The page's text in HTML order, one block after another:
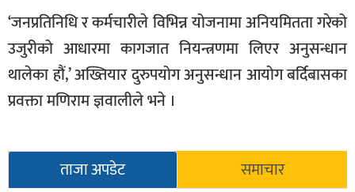
समाज
शिक्षा
विचार
स्वास्थ्य
‘जनप्रतिनिधि र कर्मचारीले विभिन्न योजनामा अनियमितता गरेको
उजुरीको आधारमा कागजात नियन्त्रणमा लिएर अनुसन्धान
थालेका हौं,’ अख्तियार दुरुपयोग अनुसन्धान आयोग बर्दिबासका
प्रवक्ता मणिराम ज्ञवालीले भने ।
ताजा अपडेट समाचार